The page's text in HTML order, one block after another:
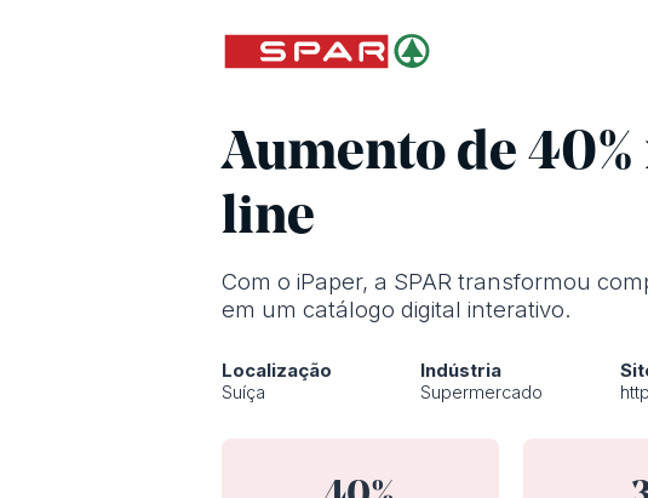
Aumento de 40%
line
Com o iPaper, a SPAR transformou
em um catálogo digital interativo.
Localização
Suíça
Indústria
Supermercado